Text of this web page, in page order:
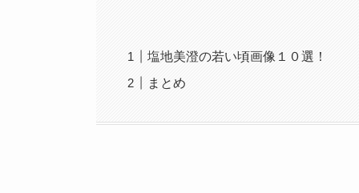
塩地美澄の若い頃画像１０選！
まとめ